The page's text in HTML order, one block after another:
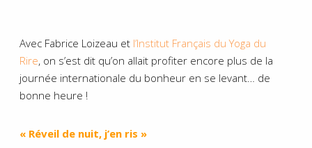
Avec Fabrice Loizeau et l’Institut Français du Yoga du
Rire, on s’est dit qu’on allait profiter encore plus de la
journée internationale du bonheur en se levant… de
bonne heure !
« Réveil de nuit, j’en ris »